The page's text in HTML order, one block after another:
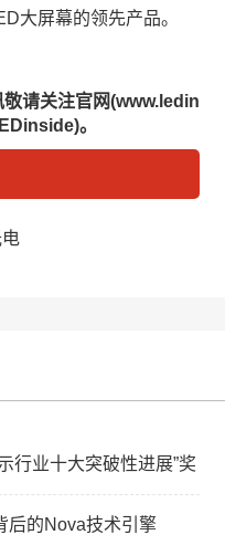
大屏幕的领先产品。
请关注官网(www.ledin
。
行业十大突破性进展”奖
后的Nova技术引擎